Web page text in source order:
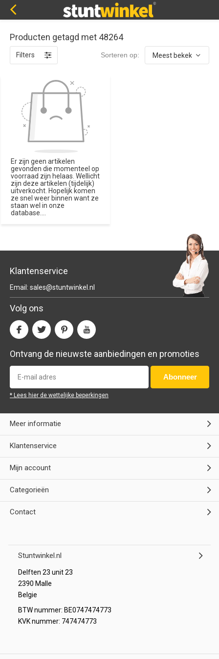
Producten getagd met 48264
Filters Sorteren op:
Er zijn geen artikelen
gevonden die momenteel op
voorraad zijn helaas. Wellicht
zijn deze artikelen (tijdelijk)
uitverkocht. Hopelijk komen
ze snel weer binnen want ze
staan wel in onze
database....
Klantenservice
Email: sales@stuntwinkel.nl
Volg ons
Ontvang de nieuwste aanbiedingen en promoties
Abonneer
* Lees hier de wettelijke beperkingen
Meer informatie
Klantenservice
Mijn account
Categorieën
Contact
Stuntwinkel.nl
Delften 23 unit 23
2390 Malle
Belgie
BTW nummer: BE0747474773
KVK nummer: 747474773